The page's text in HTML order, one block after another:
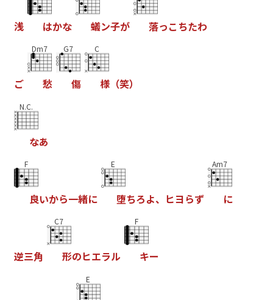
浅 はかな 蟻ン子が 落っこ ちたわ
ご
Dm7
愁
G7
傷
C
様（笑）
N.C.
なあ
F
良いから一緒に
E
堕ちろよ、 ヒヨらず
Am7
に
逆三角
C7
形のヒエラル
F
キー
E